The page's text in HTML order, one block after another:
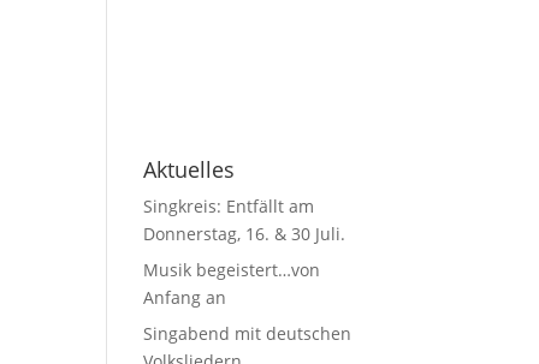
Aktuelles
Singkreis: Entfällt am
Donnerstag, 16. & 30 Juli.
Musik begeistert…von
Anfang an
Singabend mit deutschen